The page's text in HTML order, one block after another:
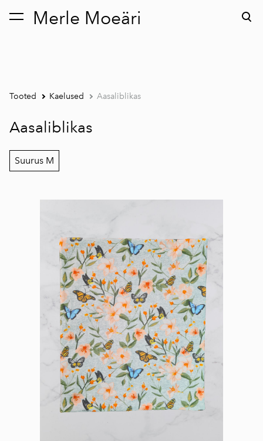
Merle Moeäri
lisati ostukorvi. Vaata ostukorvi
Tooted Kaelused Aasaliblikas
Aasaliblikas
Suurus M